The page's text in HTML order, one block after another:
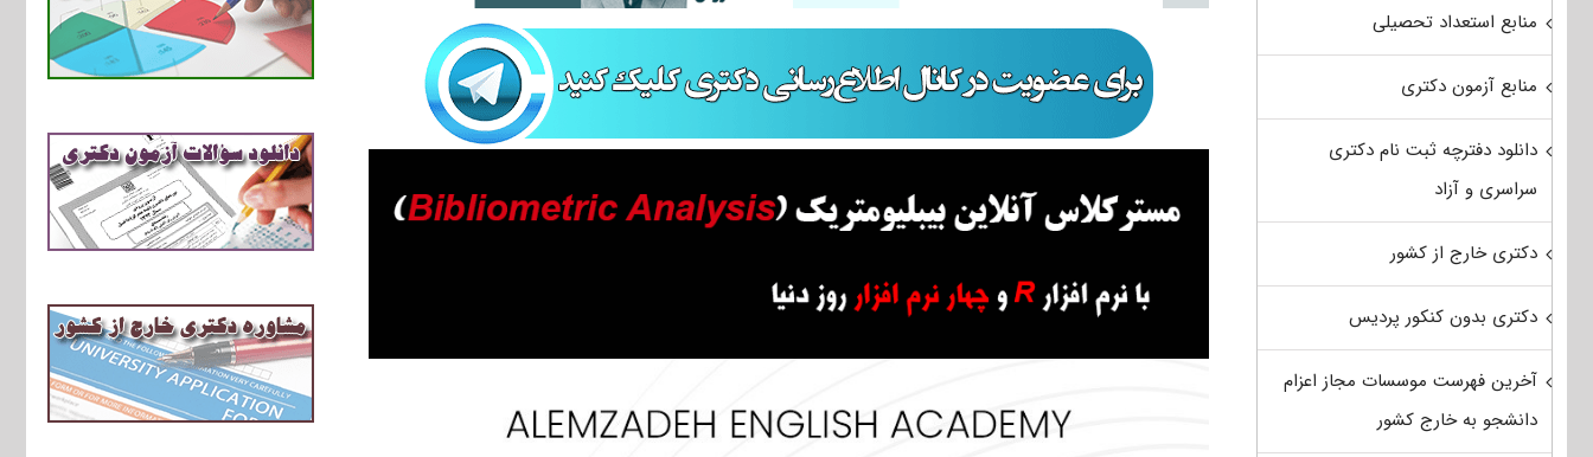
منابع استعداد تحصیلی
منابع آزمون دکتری
دانلود دفترچه ثبت نام دکتری
سراسری و آزاد
دکتری خارج از کشور
دکتری بدون کنکور پردیس
آخرین فهرست موسسات مجاز اعزام
دانشجو به خارج کشور